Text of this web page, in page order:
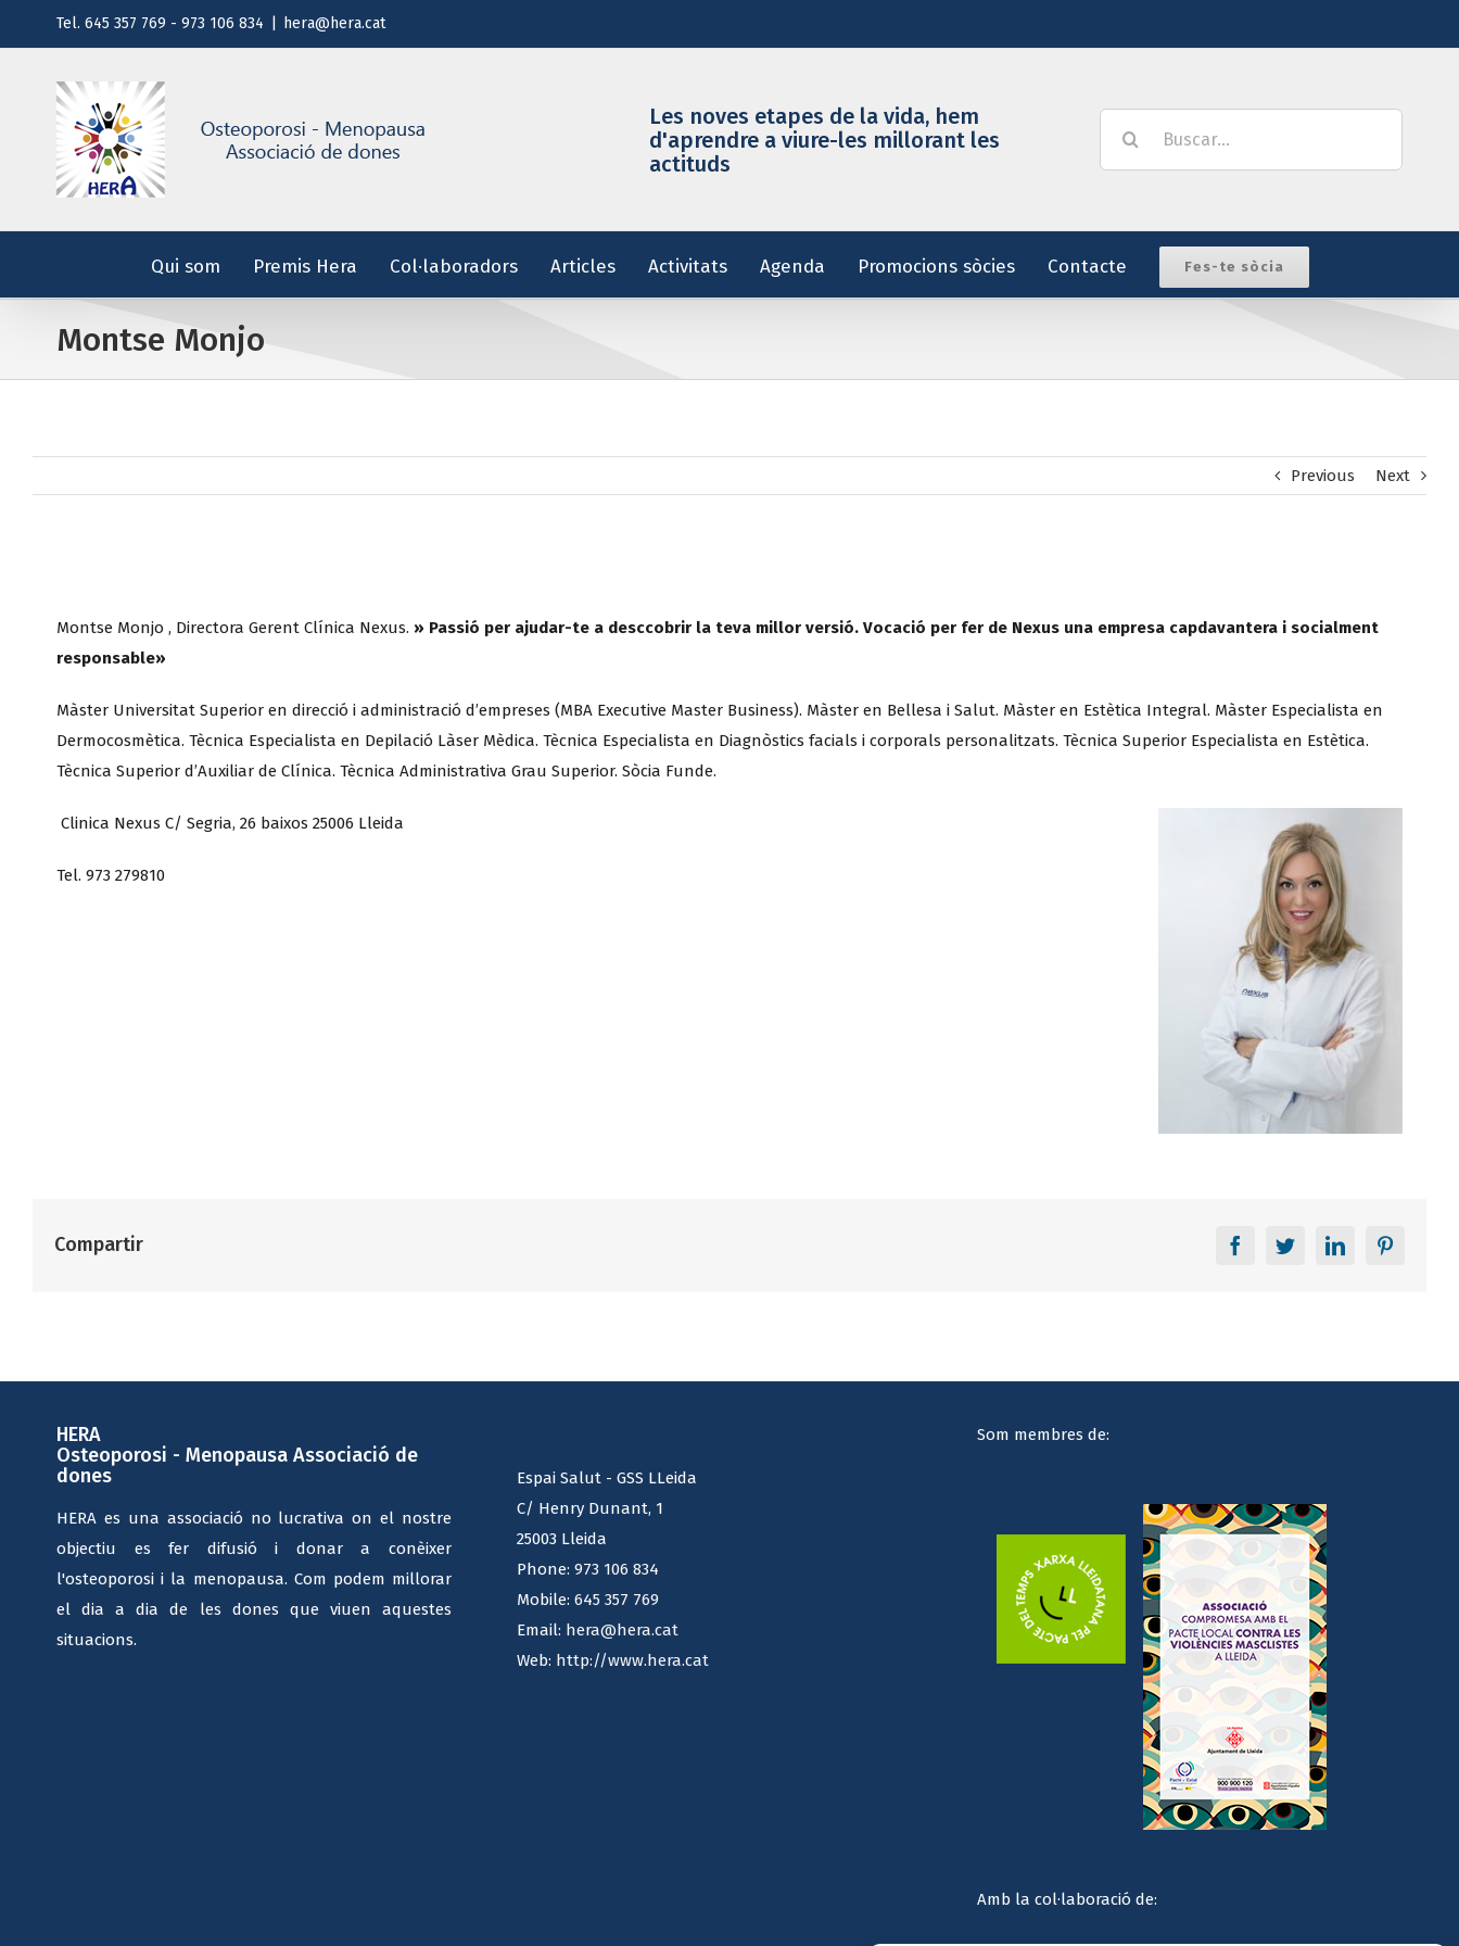
al
Tel. 645 357 769 - 973 106 834 hera@hera.cat
Les noves etapes de la vida, hem
d'aprendre a viure-les millorant les
actituds
Qui som Premis Hera Col·laboradors Articles Activitats Agenda Promocions sòcies Contacte Fes-te sòcia
Montse Monjo
Previous Next
Montse Monjo , Directora Gerent Clínica Nexus. » Passió per ajudar-te a desccobrir la teva millor versió. Vocació per fer de Nexus una empresa capdavantera i socialment
responsable»
Màster Universitat Superior en direcció i administració d’empreses (MBA Executive Master Business). Màster en Bellesa i Salut. Màster en Estètica Integral. Màster Especialista en
Dermocosmètica. Tècnica Especialista en Depilació Làser Mèdica. Tècnica Especialista en Diagnòstics facials i corporals personalitzats. Tècnica Superior Especialista en Estètica.
Tècnica Superior d’Auxiliar de Clínica. Tècnica Administrativa Grau Superior. Sòcia Funde.
Clinica Nexus C/ Segria, 26 baixos 25006 Lleida
Tel. 973 279810
Compartir FacebookTwitterLinkedIn
HERA
Osteoporosi - Menopausa Associació de
dones
HERA es una associació no lucrativa on el nostre
objectiu es fer difusió i donar a conèixer
l'osteoporosi i la menopausa. Com podem millorar
el dia a dia de les dones que viuen aquestes
situacions.
Espai Salut - GSS LLeida
C/ Henry Dunant, 1
25003 Lleida
Phone: 973 106 834
Mobile: 645 357 769
Email: hera@hera.cat
Web: http://www.hera.cat
Som membres de:
Amb la col·laboració de: